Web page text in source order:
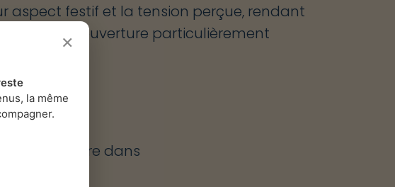
aspect festif et la tension perçue, rendant
et d’ouverture particulièrement
à l’œuvre dans
×
la même